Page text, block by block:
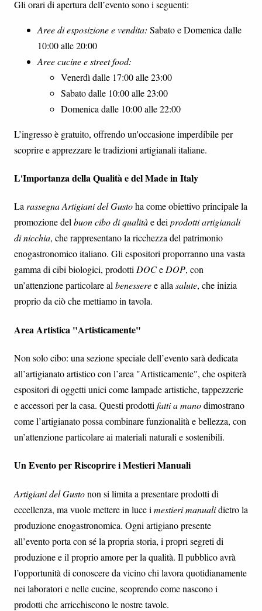
Gli orari di apertura dell’evento sono i seguenti:
Aree di esposizione e vendita: Sabato e Domenica dalle
10:00 alle 20:00
Aree cucine e street food:
Venerdì dalle 17:00 alle 23:00
Sabato dalle 10:00 alle 23:00
Domenica dalle 10:00 alle 22:00
L’ingresso è gratuito, offrendo un'occasione imperdibile per
scoprire e apprezzare le tradizioni artigianali italiane.
L'Importanza della Qualità e del Made in Italy
Larassegna Artigiani del Gustoha come obiettivo principale la
promozione delbuon cibo di qualitàe deiprodotti artigianali
di nicchia, che rappresentano la ricchezza del patrimonio
enogastronomico italiano. Gli espositori proporranno una vasta
gamma di cibi biologici, prodottiDOCeDOP, con
un’attenzione particolare albenesseree allasalute, che inizia
proprio da ciò che mettiamo in tavola.
Area Artistica "Artisticamente"
Non solo cibo: una sezione speciale dell’evento sarà dedicata
all’artigianato artistico con l’area "Artisticamente", che ospiterà
espositori di oggetti unici come lampade artistiche, tappezzerie
e accessori per la casa. Questi prodotti fatti a manodimostrano
come l’artigianato possa combinare funzionalità e bellezza, con
un’attenzione particolare ai materiali naturali e sostenibili.
Un Evento per Riscoprire i Mestieri Manuali
Artigiani del Gustonon si limita a presentare prodotti di
eccellenza, ma vuole mettere in luce i mestieri manualidietro la
produzione enogastronomica. Ogni artigiano presente
all’evento porta con sé la propria storia, i propri segreti di
produzione e il proprio amore per la qualità. Il pubblico avrà
l’opportunità di conoscere da vicino chi lavora quotidianamente
nei laboratori e nelle cucine, scoprendo come nascono i
prodotti che arricchiscono le nostre tavole.